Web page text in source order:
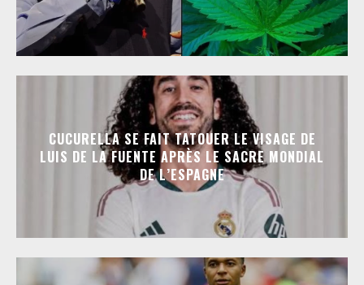
CUCURELLA SE FAIT TATOUER LE VISAGE DE
LUIS DE LA FUENTE APRÈS LE SACRE MONDIAL
DE L’ESPAGNE